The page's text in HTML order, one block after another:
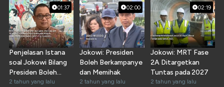
01:37
Penjelasan Istana
soal Jokowi Bilang
Presiden Boleh
Kampanye &
2 tahun yang lalu
02:00
Jokowi: Presiden
Boleh Berkampanye
dan Memihak
2 tahun yang lalu
02:19
Jokowi: MRT Fase
2A Ditargetkan
Tuntas pada 2027
2 tahun yang lalu